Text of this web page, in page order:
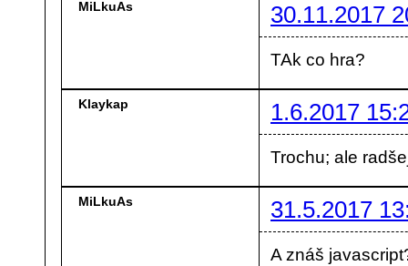
MiLkuAs 30.11.2017
TAk co hra?
Klaykap 1.6.2017
Trochu; ale
MiLkuAs 31.5.2017
A znáš